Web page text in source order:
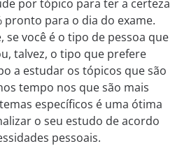
por tópico para ter a certeza
pronto para o dia do exame.
se você é o tipo de pessoa que
talvez, o tipo que prefere
a estudar os tópicos que são
tempo nos que são mais
específicos é uma ótima
o seu estudo de acordo
pessoais.